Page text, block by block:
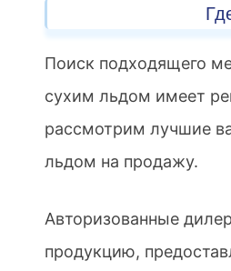
Поиск подходящего
сухим льдом имеет
рассмотрим лучшие
льдом на продажу.
Авторизованные
продукцию,